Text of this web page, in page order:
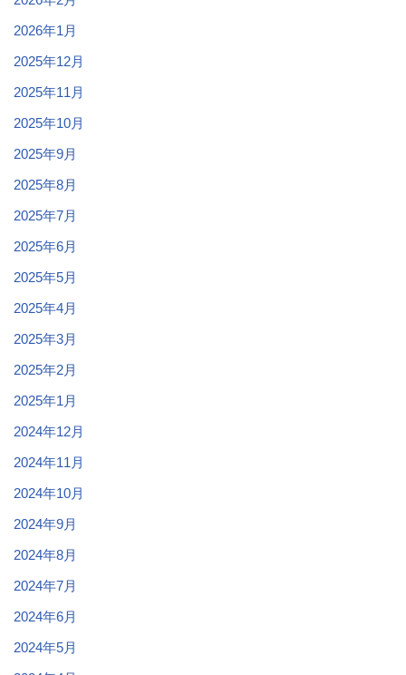
2026年1月
2025年12月
2025年11月
2025年10月
2025年9月
2025年8月
2025年7月
2025年6月
2025年5月
2025年4月
2025年3月
2025年2月
2025年1月
2024年12月
2024年11月
2024年10月
2024年9月
2024年8月
2024年7月
2024年6月
2024年5月